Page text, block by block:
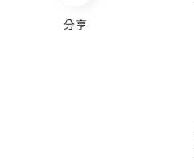
分享